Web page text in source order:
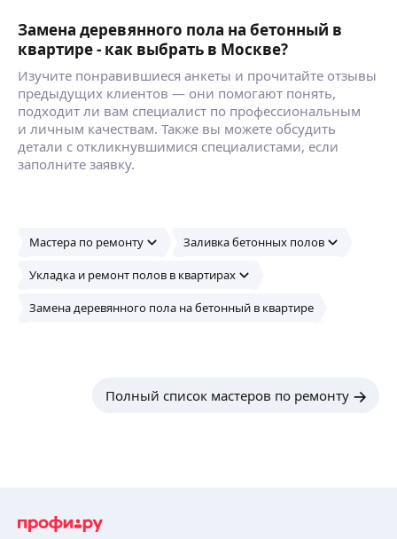
Замена деревянного пола на бетонный в
квартире - как выбрать в Москве?
Изучите понравившиеся анкеты и прочитайте отзывы
предыдущих клиентов — они помогают понять,
подходит ли вам специалист по профессиональным
и личным качествам. Также вы можете обсудить
детали с откликнувшимися специалистами, если
заполните заявку.
Мастера по ремонту Заливка бетонных полов
Укладка и ремонт полов в квартирах
Замена деревянного пола на бетонный в квартире
Полный список мастеров по ремонту